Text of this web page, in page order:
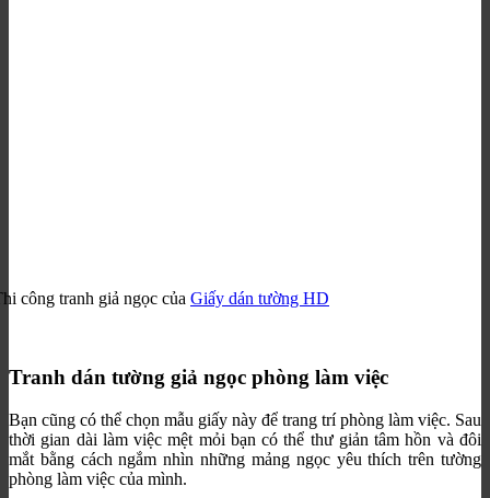
công tranh giả ngọc của Giấy dán tường HD
Tranh dán tường giả ngọc phòng làm việc
Bạn cũng có thể chọn mẫu giấy này để trang trí phòng làm việc. Sau
thời gian dài làm việc mệt mỏi bạn có thể thư giản tâm hồn và đôi
mắt bằng cách ngắm nhìn những mảng ngọc yêu thích trên tường
phòng làm việc của mình.